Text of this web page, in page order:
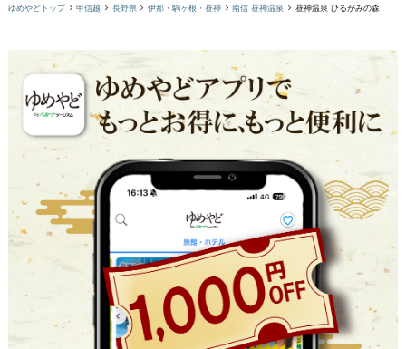
ゆめやどトップ 甲信越 長野県 伊那・駒ヶ根・昼神 南信 昼神温泉 昼神温泉 ひるがみの森